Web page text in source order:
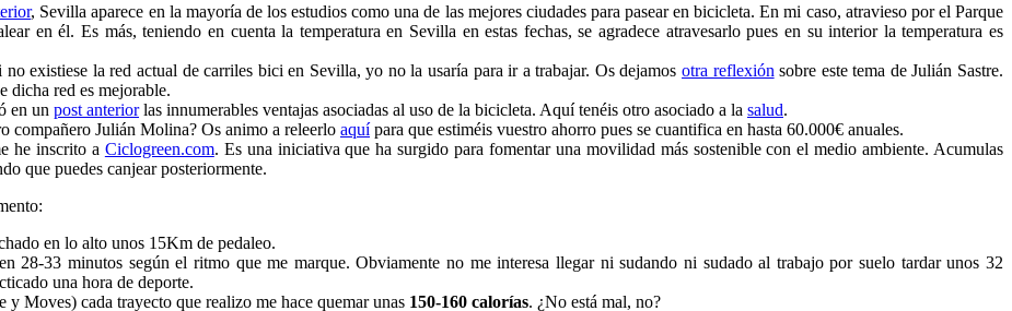
, Sevilla aparece en la mayoría de los estudios como una de las mejores ciudades para pasear en bicicleta. En mi caso, atravieso por el Parque
en él. Es más, teniendo en cuenta la temperatura en Sevilla en estas fechas, se agradece atravesarlo pues en su interior la temperatura es
existiese la red actual de carriles bici en Sevilla, yo no la usaría para ir a trabajar. Os dejamosotra reflexión sobre este tema de Julián Sastre.
dicha red es mejorable.
en un post anteriorlas innumerables ventajas asociadas al uso de la bicicleta. Aquí tenéis otro asociado a la salud.
compañero Julián Molina? Os animo a releerlo aquípara que estiméis vuestro ahorro pues se cuantifica en hasta 60.000€ anuales.
he inscrito a Ciclogreen.com. Es una iniciativa que ha surgido para fomentar una movilidad más sostenible con el medio ambiente. Acumulas
que puedes canjear posteriormente.
en lo alto unos 15Km de pedaleo.
28-33 minutos según el ritmo que me marque. Obviamente no me interesa llegar ni sudando ni sudado al trabajo por suelo tardar unos 32
una hora de deporte.
Moves) cada trayecto que realizo me hace quemar unas 150-160 calorías. ¿No está mal, no?